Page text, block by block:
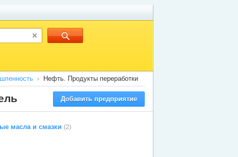
Нефть. Продукты переработки
Добавить предприятие
масла и смазки (2)